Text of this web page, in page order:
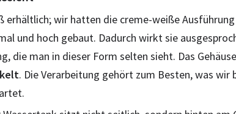
erhältlich; wir hatten die creme-weiße
und hoch gebaut. Dadurch wirkt sie
die man in dieser Form selten sieht. Das
. Die Verarbeitung gehört zum Besten, was wir